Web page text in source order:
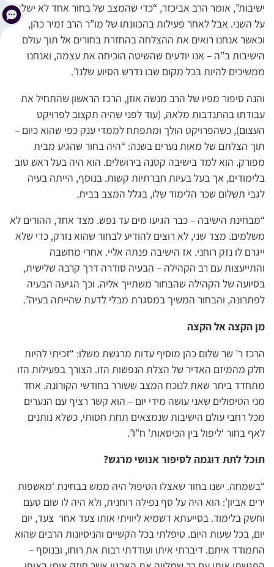
ישיבות”, אומר הרב אביכזר, “כדי שהמצב של בחור אחד לא ישליך
על השני. אבל לאחר פעילות בהכוונתו של מו”ר הרב זמיר כהן,
וכאשר אנחנו רואים את ההצלחה בהחזרת בחורים אל תוך עולם
הישיבות ב”ה – אנו יודעים שהשיטה הוכיחה את עצמה, ואנחנו
ממשיכים להיות בכל מקום שבו נדרש הסיוע שלנו”.
והנה סיפור מפיו של הרב מנשה אוזן, הרכז הראשון שהתחיל את
עבודתו בהתנדבות מלאה, (עוד לפני שהיה תקצוב לפרויקט
העצום), כשהפרויקט הולך ומתפתח לממדי ענק כפי שהוא כיום –
תוך הצלתם של מאות נערים בשנה: “היה בחור שהגיע מבית
מפורק. הוא למד בישיבה קטנה בירושלים. הוא היה בעל ראש טוב
בלימודים, אך בעל בעיות חברתיות קשות. בנוסף, הייתה בעיה
לגבי תשלום שכר הלימוד שלו, בגלל המצב בבית.
“מבחינת הישיבה – כבר הגיעו מים עד נפש. מצד אחד, ההורים לא
משלמים. מצד שני, לא רוצים להודיע לבחור שהוא נזרק, כדי שלא
ייגרם לו נזק רוחני. אז הישיבה פנתה אליי. אחרי מחשבה
והתייעצות עם רב הקהילה – הבעיה סודרה דרך קרבה שלישית,
בסיועה של הקהילה שהבחור משתייך אליה. וכך הגיעה הבעיה
לפתרונה, והבחור המשיך במסגרת מבלי לדעת שהייתה בעיה”.
מן הקצה אל הקצה
הרכז ר’ שר שלום כהן מוסיף עדות מרגשת משלו: “זכיתי להיות
חלק מהמיזם האדיר של הצלת הנפשות הזו. הצורך בפעילות הזו
מתחדד ביתר שאת לנוכח המצב ששורר בחודשי הקורונה. אחד
מני הטיפולים שאני עושה מידי יום – הוא קשר רציף עם הנערים
מכל רחבי עולם הישיבות שנמצאים תחת חסותי, כשלא נותנים
לאף בחור ‘ליפול בין הכיסאות’ ח”ו”.
תוכל לתת דוגמה לסיפור אנושי מרגש?
“בשמחה. ישנו בחור שאצלו הטיפול היה ממש בבחינת ‘מאשפות
ירים אביון’: הוא היה על סף נפילה רוחנית, ולא היה לו שום טעם
וחשק בלימוד. בסייעתא דשמיא ליוויתי אותו צעד אחר צעד, יום
יום, בכל שעות היום. טיפלתי בכל הקשיים והניסיונות הרבים שהוא
התמודד איתם. דיברתי איתו ועודדתי רבות את רוחו, ובנוסף –